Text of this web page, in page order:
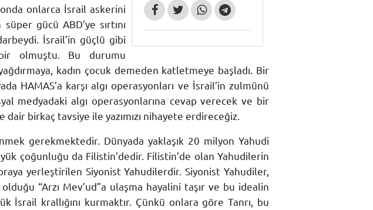
onlarca İsrail askerini
gücü ABD’ye sırtını
İsrail’in güçlü gibi
olmuştu. Bu durumu
kadın çocuk demeden katletmeye başladı. Bir
HAMAS’a karşı algı operasyonları ve İsrail’in zulmünü
medyadaki algı operasyonlarına cevap verecek ve bir
birkaç tavsiye ile yazımızı nihayete erdireceğiz.
gerekmektedir. Dünyada yaklaşık 20 milyon Yahudi
çoğunluğu da Filistin’dedir. Filistin’de olan Yahudilerin
yerleştirilen Siyonist Yahudilerdir. Siyonist Yahudiler,
“Arzı Mev’ud”a ulaşma hayalini taşır ve bu idealin
krallığını kurmaktır. Çünkü onlara göre Tanrı, bu